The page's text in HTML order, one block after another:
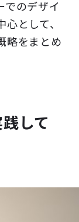
でのデザイ
として、
略をまとめ
して